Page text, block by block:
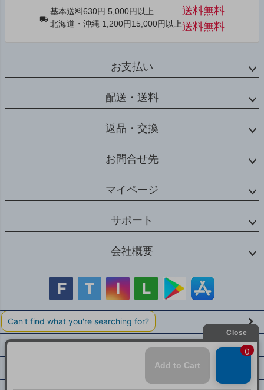
基本送料630円 5,000円以上
北海道・沖縄 1,200円15,000円以上
送料無料
送料無料
お支払い
配送・送料
返品・交換
お問合せ先
マイページ
サポート
会社概要
店舗紹介・お問い合わせ
特定商取引法に基づく表示